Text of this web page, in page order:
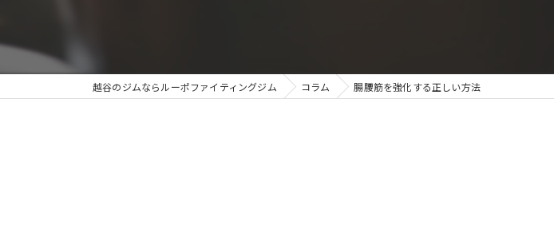
越谷のジムならルーポファイティングジム コラム 腸腰筋を強化する正しい方法